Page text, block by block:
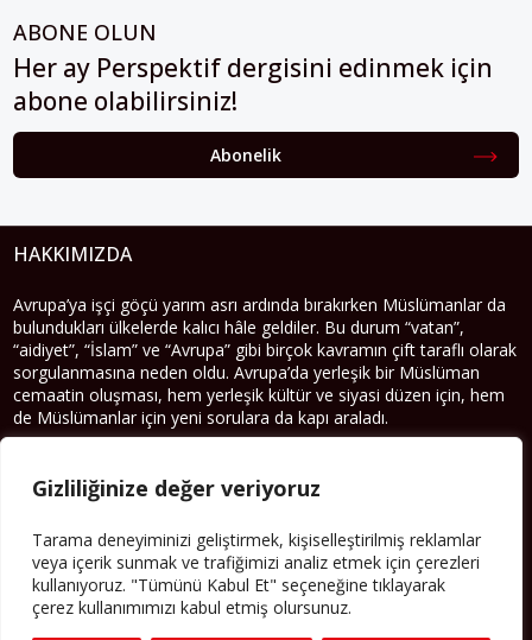
Gizliliğinize değer veriyoruz
Tarama deneyiminizi geliştirmek, kişiselleştirilmiş reklamlar
veya içerik sunmak ve trafiğimizi analiz etmek için çerezleri
kullanıyoruz. "Tümünü Kabul Et" seçeneğine tıklayarak
çerez kullanımımızı kabul etmiş olursunuz.
ABONE OLUN
Her ay Perspektif dergisini edinmek için
abone olabilirsiniz!
Abonelik
HAKKIMIZDA
Avrupa’ya işçi göçü yarım asrı ardında bırakırken Müslümanlar da
bulundukları ülkelerde kalıcı hâle geldiler. Bu durum “vatan”,
“aidiyet”, “İslam” ve “Avrupa” gibi birçok kavramın çift taraflı olarak
sorgulanmasına neden oldu. Avrupa’da yerleşik bir Müslüman
cemaatin oluşması, hem yerleşik kültür ve siyasi düzen için, hem
de Müslümanlar için yeni sorulara da kapı araladı.